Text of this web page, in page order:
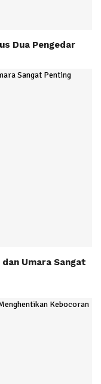
Dua Pengedar
Umara Sangat